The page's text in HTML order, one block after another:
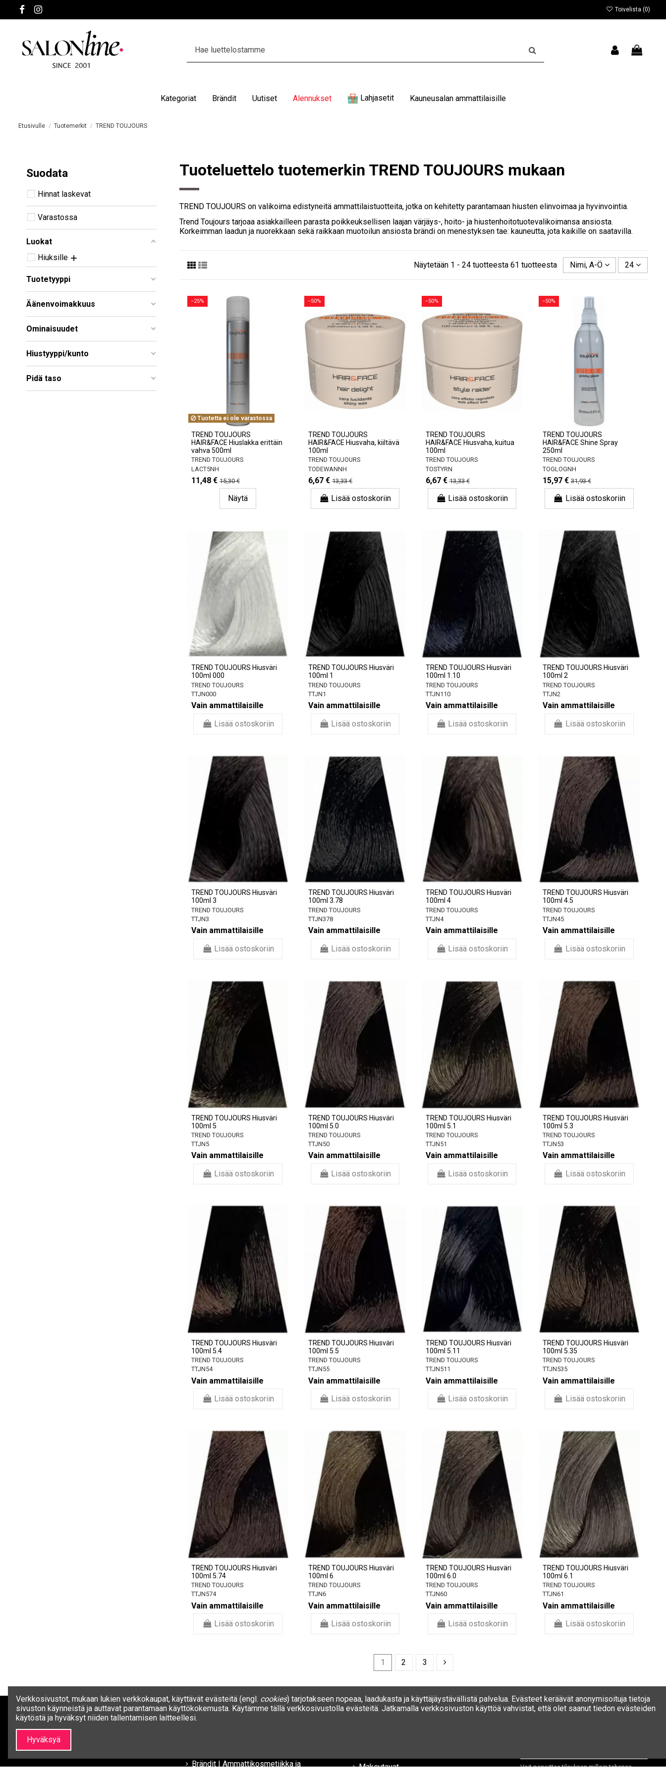
Toivelista (0)
Kategoriat Brändit Uutiset Alennukset Lahjasetit Kauneusalan ammattilaisille
Etusivulle Tuotemerkit TREND TOUJOURS
Tuoteluettelo tuotemerkin TREND TOUJOURS mukaan
TREND TOUJOURS on valikoima edistyneitä ammattilaistuotteita, jotka on kehitetty parantamaan hiusten elinvoimaa ja hyvinvointia.
Trend Toujours tarjoaa asiakkailleen parasta poikkeuksellisen laajan värjäys-, hoito- ja hiustenhoitotuotevalikoimansa ansiosta.
Korkeimman laadun ja nuorekkaan sekä raikkaan muotoilun ansiosta brändi on menestyksen tae: kauneutta, jota kaikille on saatavilla.
Näytetään 1 - 24 tuotteesta 61 tuotteesta Nimi, A-Ö 24
−25%
Tuotetta ei ole varastossa
TREND TOUJOURS
HAIR&FACE Hiuslakka erittäin
vahva 500ml
TREND TOUJOURS
LACT5NH
11,48 € 15,30 €
Näytä
−50%
TREND TOUJOURS
HAIR&FACE Hiusvaha, kiiltävä
100ml
TREND TOUJOURS
TODEWANNH
6,67 € 13,33 €
Lisää ostoskoriin
−50%
TREND TOUJOURS
HAIR&FACE Hiusvaha, kuitua
100ml
TREND TOUJOURS
TOSTYRN
6,67 € 13,33 €
Lisää ostoskoriin
−50%
TREND TOUJOURS
HAIR&FACE Shine Spray
250ml
TREND TOUJOURS
TOGLOGNH
15,97 € 31,93 €
Lisää ostoskoriin
TREND TOUJOURS Hiusväri
100ml 000
TREND TOUJOURS
TTJN000
Vain ammattilaisille
Lisää ostoskoriin
TREND TOUJOURS Hiusväri
100ml 1
TREND TOUJOURS
TTJN1
Vain ammattilaisille
Lisää ostoskoriin
TREND TOUJOURS Hiusväri
100ml 1.10
TREND TOUJOURS
TTJN110
Vain ammattilaisille
Lisää ostoskoriin
TREND TOUJOURS Hiusväri
100ml 2
TREND TOUJOURS
TTJN2
Vain ammattilaisille
Lisää ostoskoriin
TREND TOUJOURS Hiusväri
100ml 3
TREND TOUJOURS
TTJN3
Vain ammattilaisille
Lisää ostoskoriin
TREND TOUJOURS Hiusväri
100ml 3.78
TREND TOUJOURS
TTJN378
Vain ammattilaisille
Lisää ostoskoriin
TREND TOUJOURS Hiusväri
100ml 4
TREND TOUJOURS
TTJN4
Vain ammattilaisille
Lisää ostoskoriin
TREND TOUJOURS Hiusväri
100ml 4.5
TREND TOUJOURS
TTJN45
Vain ammattilaisille
Lisää ostoskoriin
TREND TOUJOURS Hiusväri
100ml 5
TREND TOUJOURS
TTJN5
Vain ammattilaisille
Lisää ostoskoriin
TREND TOUJOURS Hiusväri
100ml 5.0
TREND TOUJOURS
TTJN50
Vain ammattilaisille
Lisää ostoskoriin
TREND TOUJOURS Hiusväri
100ml 5.1
TREND TOUJOURS
TTJN51
Vain ammattilaisille
Lisää ostoskoriin
TREND TOUJOURS Hiusväri
100ml 5.3
TREND TOUJOURS
TTJN53
Vain ammattilaisille
Lisää ostoskoriin
TREND TOUJOURS Hiusväri
100ml 5.4
TREND TOUJOURS
TTJN54
Vain ammattilaisille
Lisää ostoskoriin
TREND TOUJOURS Hiusväri
100ml 5.5
TREND TOUJOURS
TTJN55
Vain ammattilaisille
Lisää ostoskoriin
TREND TOUJOURS Hiusväri
100ml 5.11
TREND TOUJOURS
TTJN511
Vain ammattilaisille
Lisää ostoskoriin
TREND TOUJOURS Hiusväri
100ml 5.35
TREND TOUJOURS
TTJN535
Vain ammattilaisille
Lisää ostoskoriin
TREND TOUJOURS Hiusväri
100ml 5.74
TREND TOUJOURS
TTJN574
Vain ammattilaisille
Lisää ostoskoriin
TREND TOUJOURS Hiusväri
100ml 6
TREND TOUJOURS
TTJN6
Vain ammattilaisille
Lisää ostoskoriin
TREND TOUJOURS Hiusväri
100ml 6.0
TREND TOUJOURS
TTJN60
Vain ammattilaisille
Lisää ostoskoriin
TREND TOUJOURS Hiusväri
100ml 6.1
TREND TOUJOURS
TTJN61
Vain ammattilaisille
Lisää ostoskoriin
1 2 3
Suodata
Hinnat laskevat
Varastossa
Luokat
Hiuksille
Tuotetyyppi
Äänenvoimakkuus
Ominaisuudet
Hiustyyppi/kunto
Pidä taso
Minun SALON LINE
Tilini
Tietoja SALON LINE:stä Tiedot Minun
Brändit | Ammattikosmetiikka ja
Maksutavat
Voit peruuttaa tilauksen milloin tahansa.
Verkkosivustot, mukaan lukien verkkokaupat, käyttävät evästeitä (engl. cookies) tarjotakseen nopeaa, laadukasta ja käyttäjäystävällistä palvelua. Evästeet keräävät anonymisoituja tietoja
sivuston käynneistä ja auttavat parantamaan käyttökokemusta. Käytämme tällä verkkosivustolla evästeitä. Jatkamalla verkkosivuston käyttöä vahvistat, että olet saanut tiedon evästeiden
käytöstä ja hyväksyt niiden tallentamisen laitteellesi.
Hyväksyä